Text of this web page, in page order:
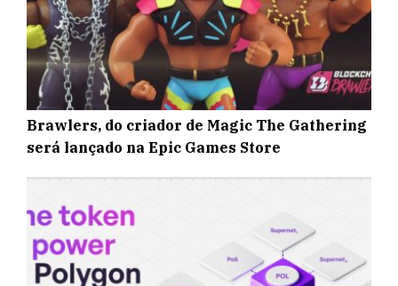
Brawlers, do criador de Magic The Gathering
será lançado na Epic Games Store